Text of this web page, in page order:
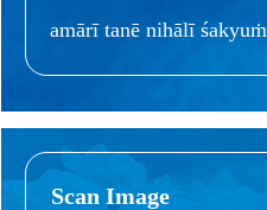
amārī tanē nihālī śakyuṁ
Scan Image